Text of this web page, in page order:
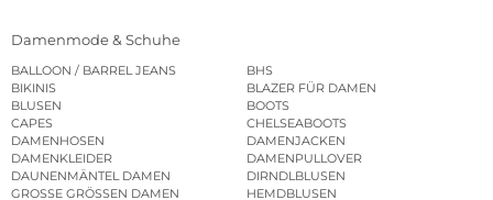
Damenmode & Schuhe
BALLOON / BARREL JEANS
BHS
BIKINIS
BLAZER FÜR DAMEN
BLUSEN
BOOTS
CAPES
CHELSEABOOTS
DAMENHOSEN
DAMENJACKEN
DAMENKLEIDER
DAMENPULLOVER
DAUNENMÄNTEL DAMEN
DIRNDLBLUSEN
GROSSE GRÖSSEN DAMEN
HEMDBLUSEN